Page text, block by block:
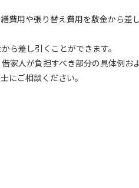
用や張り替え費用を敷金から差
ら差し引くことができます。
家人が負担すべき部分の具体例お
にご相談ください。